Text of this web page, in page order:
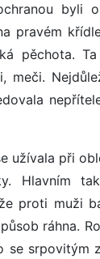
byli
pravém
pěchota.
při
Hlavním
proti muži
ráhna.
srpovitým